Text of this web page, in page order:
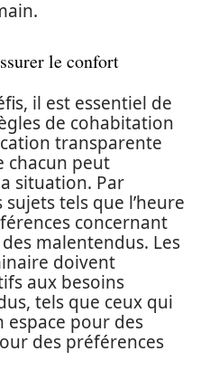
le confort
il est essentiel de
de cohabitation
transparente
chacun peut
situation. Par
tels que l’heure
concernant
malentendus. Les
doivent
aux besoins
tels que ceux qui
espace pour des
des préférences